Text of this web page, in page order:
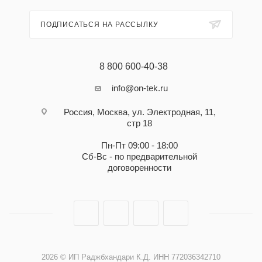
ПОДПИСАТЬСЯ НА РАССЫЛКУ
8 800 600-40-38
info@on-tek.ru
Россия, Москва, ул. Электродная, 11,
стр 18
Пн-Пт 09:00 - 18:00
Сб-Вс - по предварительной
договоренности
2026 © ИП Раджбхандари К.Д. ИНН 772036342710